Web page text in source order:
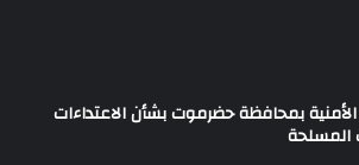
الأمنية بمحافظة حضرموت بشأن الاعتداءات
المسلحة